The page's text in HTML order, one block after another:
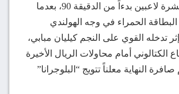
برشلونة اللقاء بعشرة لاعبين بدءاً من الدقيقة 90، بعدما
الحمراء في وجه الهولندي
تدخله القوي على النجم كيليان مبابي،
الكتالوني أمام محاولات الريال الأخيرة
النهاية معلناً تتويج “البلوجرانا”